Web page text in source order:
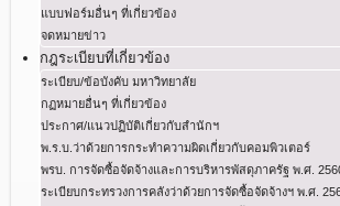
แบบฟอร์มอื่นๆ ที่เกี่ยวข้อง
จดหมายข่าว
กฎระเบียบที่เกี่ยวข้อง
ระเบียบ/ข้อบังคับ มหาวิทยาลัย
กฏหมายอื่นๆ ที่เกี่ยวข้อง
ประกาศ/แนวปฏิบัติเกี่ยวกับสำนักฯ
พ.ร.บ.ว่าด้วยการกระทําความผิดเกี่ยวกับคอมพิวเตอร์
พรบ. การจัดซื้อจัดจ้างและการบริหารพัสดุภาครัฐ พ.ศ.
ระเบียบกระทรวงการคลังว่าด้วยการจัดซื้อจัดจ้างฯ พ.ศ.